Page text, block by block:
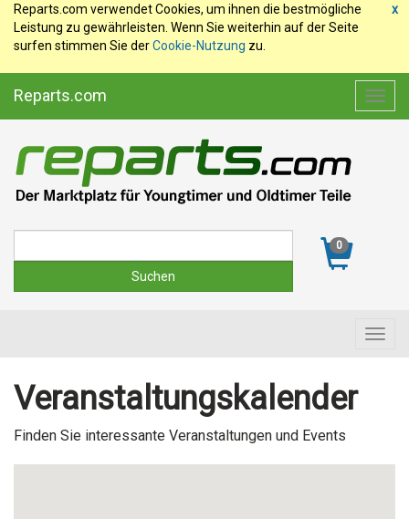
x
Reparts.com verwendet Cookies, um ihnen die bestmögliche
Leistung zu gewährleisten. Wenn Sie weiterhin auf der Seite
surfen stimmen Sie derCookie-Nutzung zu.
Reparts.com
0
Veranstaltungskalender
Finden Sie interessante Veranstaltungen und Events